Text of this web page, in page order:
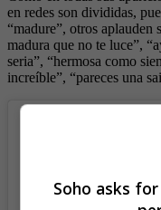
en redes son divididas,
“madure”, otros aplauden
madura que no te luce”,
seria”, “hermosa como
increíble”, “pareces una
Soho asks